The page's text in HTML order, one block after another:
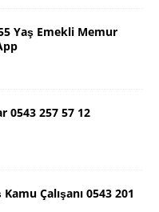
Yaş Emekli Memur
0543 257 57 12
Çalışanı 0543 201